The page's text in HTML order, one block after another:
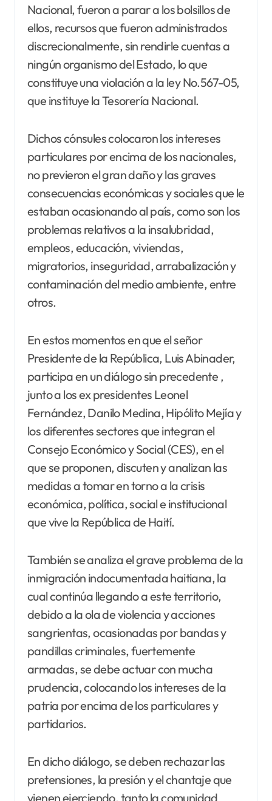
Nacional, fueron a parar a los bolsillos de
ellos, recursos que fueron administrados
discrecionalmente, sin rendirle cuentas a
ningún organismo del Estado, lo que
constituye una violación a la ley No.567-05,
que instituye la Tesorería Nacional.
Dichos cónsules colocaron los intereses
particulares por encima de los nacionales,
no previeron el gran daño y las graves
consecuencias económicas y sociales que le
estaban ocasionando al país, como son los
problemas relativos a la insalubridad,
empleos, educación, viviendas,
migratorios, inseguridad, arrabalización y
contaminación del medio ambiente, entre
otros.
En estos momentos en que el señor
Presidente de la República, Luis Abinader,
participa en un diálogo sin precedente ,
junto a los ex presidentes Leonel
Fernández, Danilo Medina, Hipólito Mejía y
los diferentes sectores que integran el
Consejo Económico y Social (CES), en el
que se proponen, discuten y analizan las
medidas a tomar en torno a la crisis
económica, política, social e institucional
que vive la República de Haití.
También se analiza el grave problema de la
inmigración indocumentada haitiana, la
cual continúa llegando a este territorio,
debido a la ola de violencia y acciones
sangrientas, ocasionadas por bandas y
pandillas criminales, fuertemente
armadas, se debe actuar con mucha
prudencia, colocando los intereses de la
patria por encima de los particulares y
partidarios.
En dicho diálogo, se deben rechazar las
pretensiones, la presión y el chantaje que
vienen ejerciendo, tanto la comunidad